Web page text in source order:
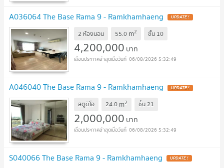
A036064 The Base Rama 9 - Ramkhamhaeng UPDATE !
2 ห้องนอน 55.0 m2 ชั้น 10
4,200,000 บาท
06/08/2026 5:32:49
A046040 The Base Rama 9 - Ramkhamhaeng UPDATE !
สตูดิโอ 24.0 m2 ชั้น21
2,000,000 บาท
06/08/2026 5:32:49
S040066 The Base Rama 9 - Ramkhamhaeng UPDATE !